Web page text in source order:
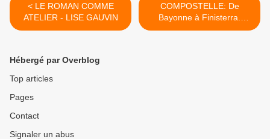
< LE ROMAN COMME
ATELIER - LISE GAUVIN
COMPOSTELLE: De
Bayonne à Finisterra.
NOUVEL ALBUM >
Hébergé par Overblog
Top articles
Pages
Contact
Signaler un abus